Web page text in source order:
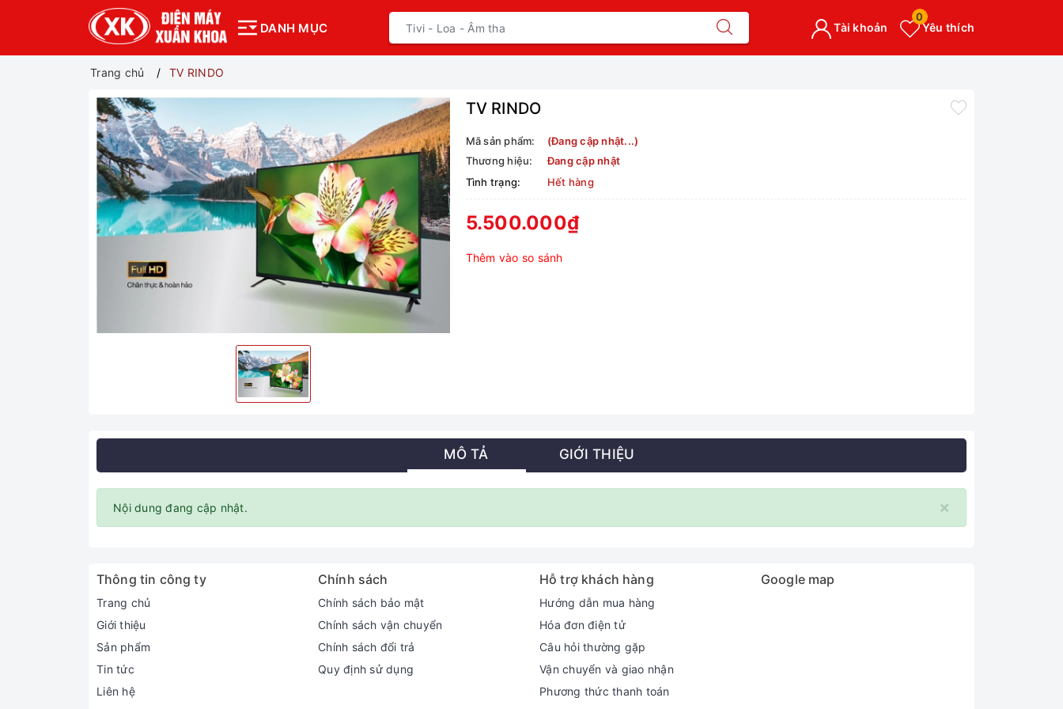
DANH MỤC Yêu thích
0
Tài khoản
Trang chủ TV RINDO
TV RINDO
Mã sản phẩm:
(Đang cập nhật...)
Thương hiệu:
Đang cập nhật
Tình trạng:
Hết hàng
5.500.000₫
Thêm vào so sánh
MÔ TẢ GIỚI THIỆU
×
Nội dung đang cập nhật.
Thông tin công ty
Trang chủ
Giới thiệu
Sản phẩm
Tin tức
Liên hệ
Chính sách
Chính sách bảo mật
Chính sách vận chuyển
Chính sách đổi trả
Quy định sử dụng
Hỗ trợ khách hàng
Hướng dẫn mua hàng
Hóa đơn điện tử
Câu hỏi thường gặp
Vận chuyển và giao nhận
Phương thức thanh toán
Google map